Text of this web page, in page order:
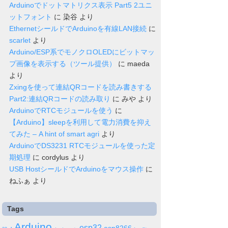
Arduinoでドットマトリクス表示 Part5 2ユニ
ットフォント に 染谷 より
EthernetシールドでArduinoを有線LAN接続に
scarletより
Arduino/ESP系でモノクロOLEDにビットマッ
プ画像を表示する（ツール提供）
に maeda
より
Zxingを使って連結QRコードを読み書きする
Part2:連結QRコードの読み取り に みやより
ArduinoでRTCモジュールを使う に
【Arduino】sleepを利用して電力消費を抑え
てみた – A hint of smart agriより
ArduinoでDS3231 RTCモジュールを使った定
期処理 に cordylusより
USB HostシールドでArduinoをマウス操作に
ねふぁ より
Tags